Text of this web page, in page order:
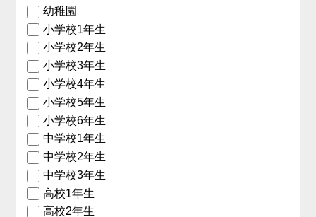
幼稚園
小学校1年生
小学校2年生
小学校3年生
小学校4年生
小学校5年生
小学校6年生
中学校1年生
中学校2年生
中学校3年生
高校1年生
高校2年生